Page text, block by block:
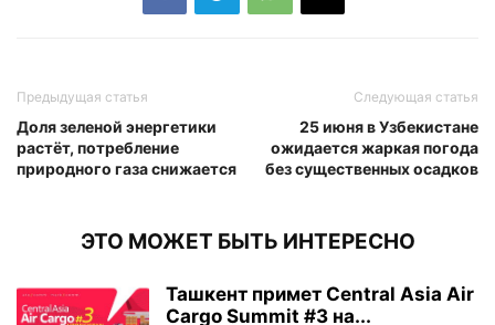
Предыдущая статья
Доля зеленой энергетики
растёт, потребление
природного газа снижается
Следующая статья
25 июня в Узбекистане
ожидается жаркая погода
без существенных осадков
ЭТО МОЖЕТ БЫТЬ ИНТЕРЕСНО
Ташкент примет Central Asia Air
Cargo Summit #3 на...